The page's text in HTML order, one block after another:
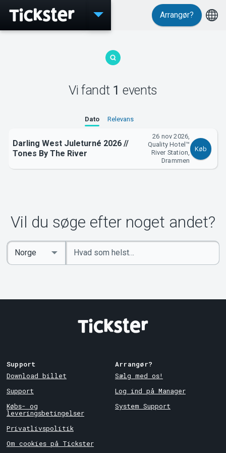
Events
MyTickster
Support
Om Tickster
Arrangør?
Vi fandt 1 events
Dato Relevans
Darling West Juleturné 2026 //
Tones By The River
26 nov 2026,
Quality Hotel™
River Station,
Drammen
Køb
Vil du søge efter noget andet?
Indtast
søgeord
Select
Country
Support
Download billet
Support
Købs- og
leveringsbetingelser
Privatlivspolitik
Om cookies på Tickster
Arrangør?
Sælg med os!
Log ind på Manager
System Support